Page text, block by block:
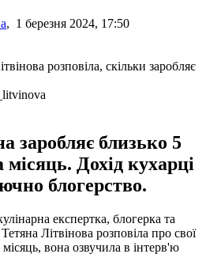
, 1 березня 2024, 17:50
заробляє близько 5
Дохід кухарці
блогерство.
експертка, блогерка та
Літвінова розповіла про свої
вона озвучила в інтерв'ю